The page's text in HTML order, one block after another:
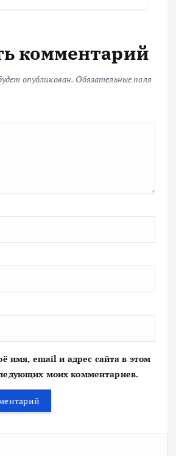
комментарий
опубликован. Обязательные поля
имя, email и адрес сайта в этом
моих комментариев.